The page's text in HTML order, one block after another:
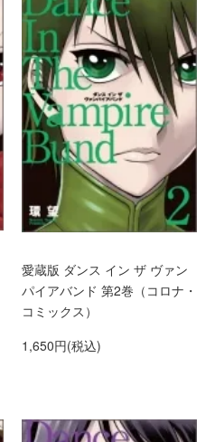
愛蔵版 ダンス イン ザ ヴァン
パイアバンド 第2巻（コロナ・
コミックス）
1,650円(税込)